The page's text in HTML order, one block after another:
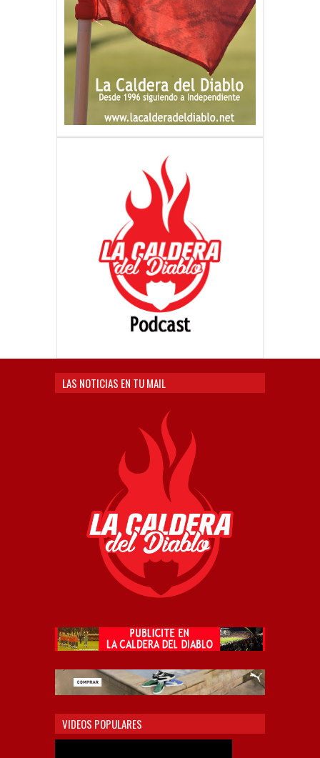
LAS NOTICIAS EN TU MAIL
VIDEOS POPULARES